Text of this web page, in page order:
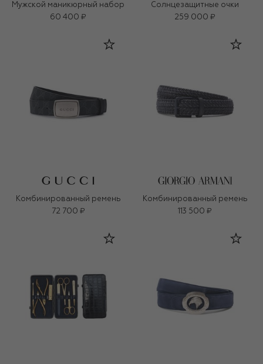
Мужской маникюрный набор
60 400 ₽
Солнцезащитные очки
259 000 ₽
Комбинированный ремень
72 700 ₽
Комбинированный ремень
113 500 ₽